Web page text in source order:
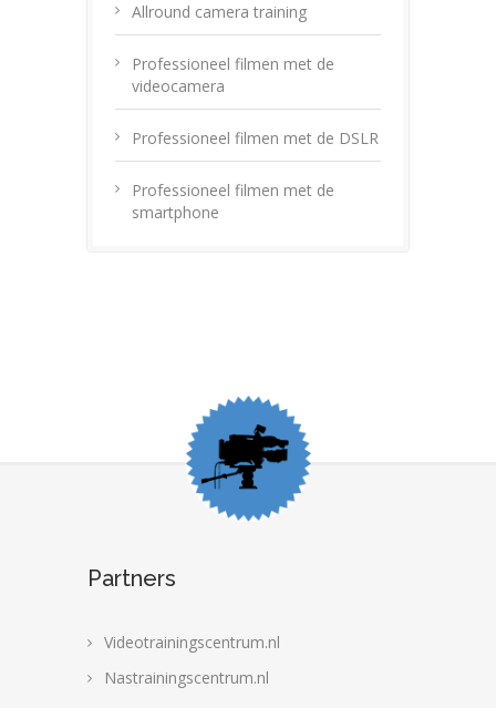
Allround camera training
Professioneel filmen met de
videocamera
Professioneel filmen met de DSLR
Professioneel filmen met de
smartphone
Partners
Videotrainingscentrum.nl
Nastrainingscentrum.nl